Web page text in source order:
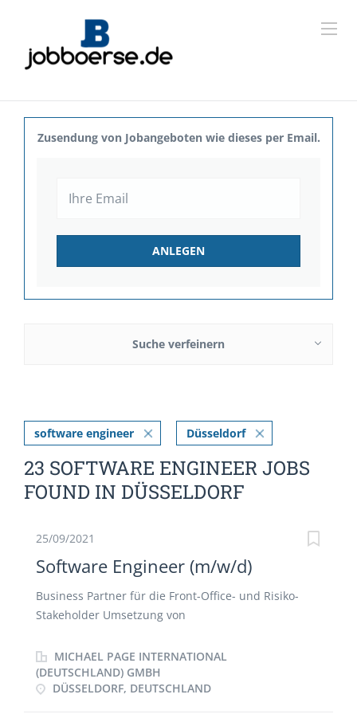
Zusendung von Jobangeboten wie dieses per Email.
Suche verfeinern
software engineer Düsseldorf
23 SOFTWARE ENGINEER JOBS
FOUND IN DÜSSELDORF
25/09/2021
Software Engineer (m/w/d)
Business Partner für die Front-Office- und Risiko-
Stakeholder Umsetzung von
Handelsautomatisierungs- und Analyselösungen
Entwurf und Implementierung robuster, integrierter,
Cloud-basierter Softwarelösungen Zusammenarbeit
MICHAEL PAGE INTERNATIONAL
(DEUTSCHLAND) GMBH
DÜSSELDORF, DEUTSCHLAND